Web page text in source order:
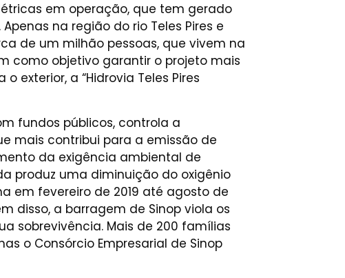
em operação, que tem gerado
na região do rio Teles Pires e
de um milhão pessoas, que vivem na
como objetivo garantir o projeto mais
exterior, a “Hidrovia Teles Pires
fundos públicos, controla a
mais contribui para a emissão de
da exigência ambiental de
produz uma diminuição do oxigênio
em fevereiro de 2019 até agosto de
disso, a barragem de Sinop viola os
sobrevivência. Mais de 200 famílias
o Consórcio Empresarial de Sinop